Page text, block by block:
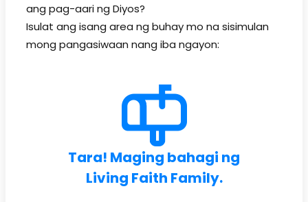
ang pag-aari ng Diyos?
Isulat ang isang area ng buhay mo na sisimulan
mong pangasiwaan nang iba ngayon:
Tara! Maging bahagi ng
Living Faith Family.